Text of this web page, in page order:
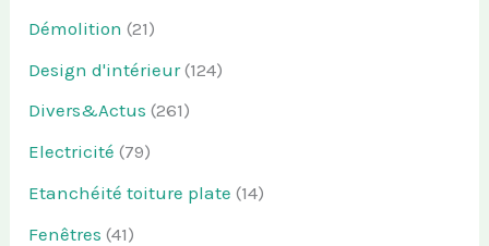
Démolition (21)
Design d'intérieur(124)
Divers&Actus (261)
Electricité (79)
Etanchéité toiture plate (14)
Fenêtres (41)